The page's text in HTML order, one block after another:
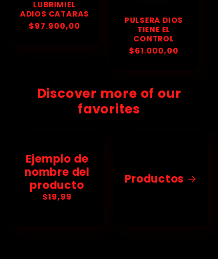
LUBRIMIEL
ADIOS CATARAS
Precio
$97.900,00
PULSERA DIOS
TIENE EL
CONTROL
Precio
$61.000,00
Discover more of our
favorites
Ejemplo de
nombre del
producto
Precio
$19,99
Productos